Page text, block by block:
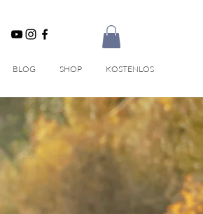
BLOG SHOP KOSTENLOS